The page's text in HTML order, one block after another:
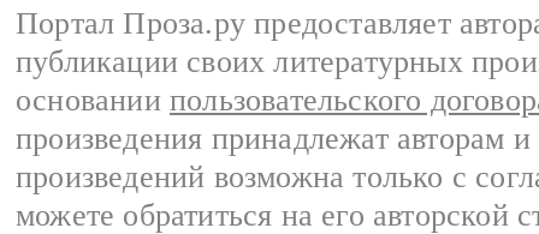
Портал Проза.ру предоставляет
публикации своих литературных
основании пользовательского
произведения принадлежат авторам
произведений возможна только с
можете обратиться на его авторской